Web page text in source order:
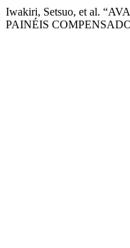
Iwakiri, Setsuo, et al.
PAINÉIS